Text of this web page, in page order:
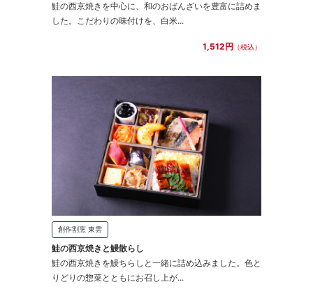
鮭の西京焼きを中心に、和のおばんざいを豊富に詰めま
した。こだわりの味付けを、白米...
1,512円 （税込）
創作割烹 東雲
鮭の西京焼きと鰻散らし
鮭の西京焼きを鰻ちらしと一緒に詰め込みました。色と
りどりの惣菜とともにお召し上が...